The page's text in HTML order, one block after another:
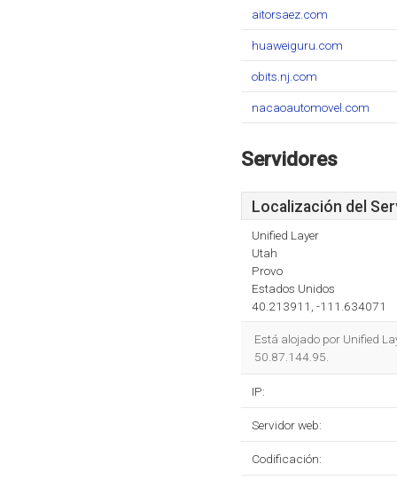
aitorsaez.com
huaweiguru.com
obits.nj.com
nacaoautomovel.com
Servidores
Localización del
Unified Layer
Utah
Provo
Estados Unidos
40.213911, -111.634071
Está alojado por Unified
50.87.144.95.
IP:
Servidor web:
Codificación: